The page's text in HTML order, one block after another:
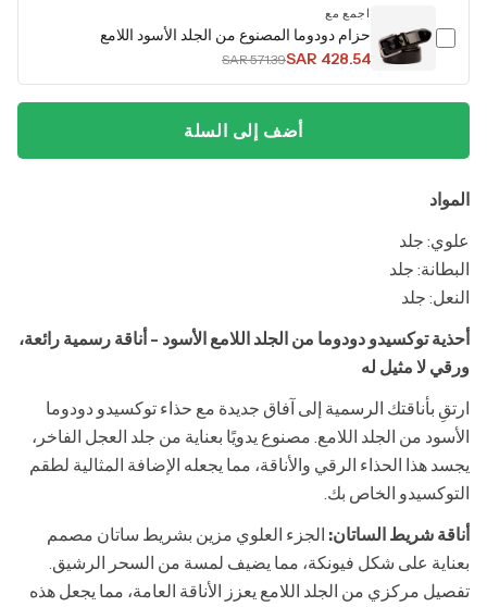
اجمع مع
حزام دودوما المصنوع من الجلد الأسود اللامع
SAR 428.54
SAR 571.39
أضف إلى السلة
المواد
علوي: جلد
البطانة: جلد
النعل: جلد
أحذية توكسيدو دودوما من الجلد اللامع الأسود - أناقة رسمية رائعة،
ورقي لا مثيل له
ارتقِ بأناقتك الرسمية إلى آفاق جديدة مع حذاء توكسيدو دودوما
الأسود من الجلد اللامع. مصنوع يدويًا بعناية من جلد العجل الفاخر،
يجسد هذا الحذاء الرقي والأناقة، مما يجعله الإضافة المثالية لطقم
التوكسيدو الخاص بك.
أناقة شريط الساتان: الجزء العلوي مزين بشريط ساتان مصمم
بعناية على شكل فيونكة، مما يضيف لمسة من السحر الرشيق.
تفصيل مركزي من الجلد اللامع يعزز الأناقة العامة، مما يجعل هذه